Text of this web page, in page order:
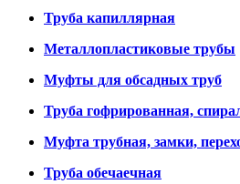
Труба капиллярная
Металлопластиковые трубы
Муфты для обсадных труб
Труба гофрированная,
Муфта трубная, замки,
Труба обечаечная